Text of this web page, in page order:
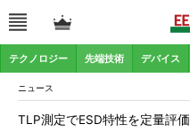
テクノロジー 先端技術 デバイス
ニュース
TLP測定でESD特性を定量評価